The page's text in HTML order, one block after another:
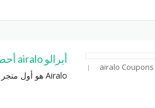
أيرالو airalo أحصل على 3 دولار عند التسجيل
Airalo‎ هو أول متجر‎ eSIM ‎في العالم يحل معاناة فواتير